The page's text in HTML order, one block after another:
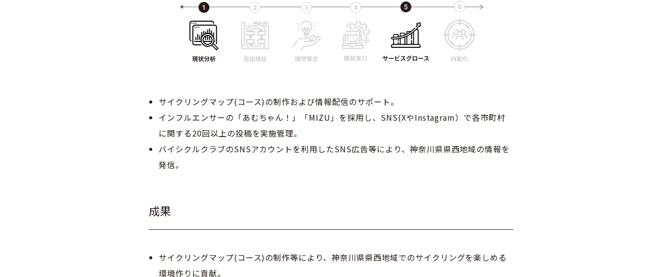
サイクリングマップ(コース)の制作および情報配信のサポート。
インフルエンサーの「あむちゃん！」「MIZU」を採用し、SNS(XやInstagram）で各市町村
に関する20回以上の投稿を実施管理。
バイシクルクラブのSNSアカウントを利用したSNS広告等により、神奈川県県西地域の情報を
発信。
成果
サイクリングマップ(コース)の制作等により、神奈川県県西地域でのサイクリングを楽しめる
環境作りに貢献。